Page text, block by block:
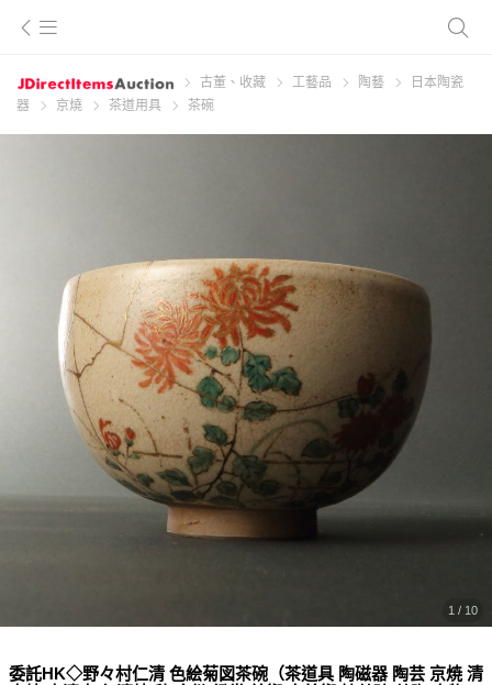
古董、收藏 工藝品 陶藝
日本陶瓷
器
京燒 茶道用具 茶碗
1 / 10
委託HK◇野々村仁清 色絵菊図茶碗（茶道具 陶磁器 陶芸 京焼 清